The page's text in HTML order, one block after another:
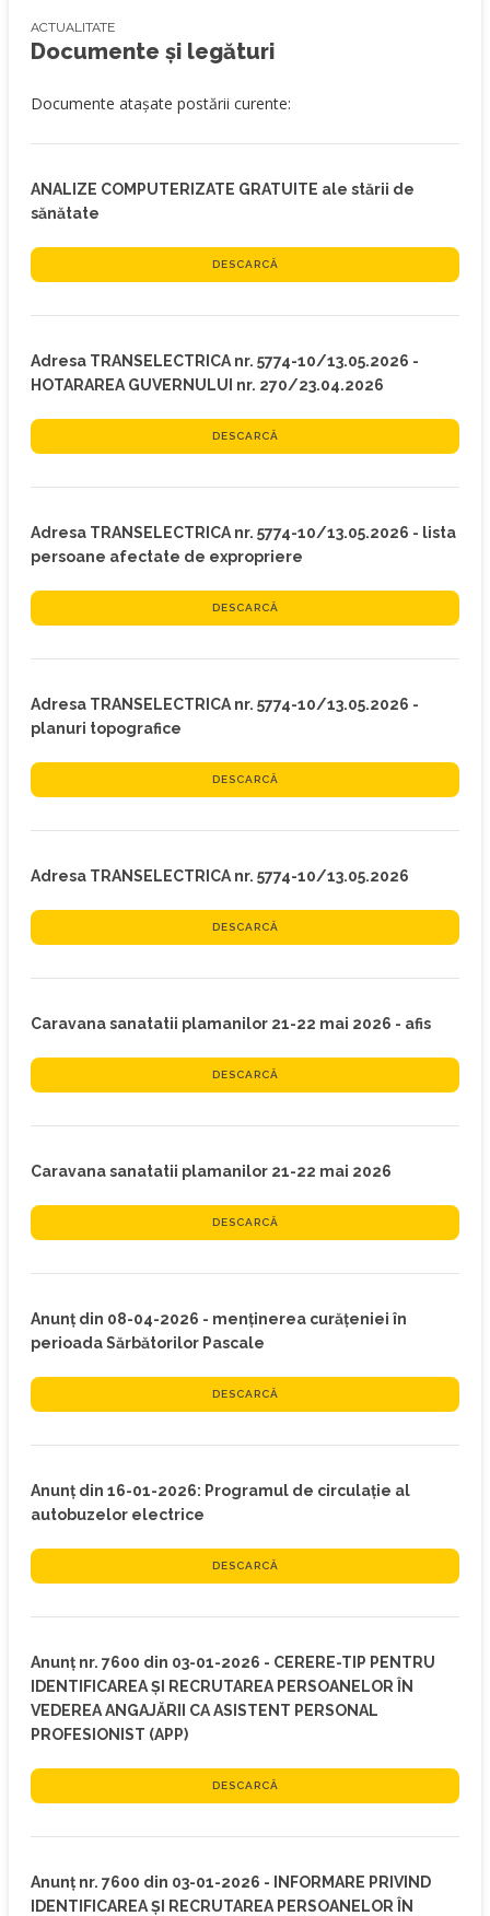
ACTUALITATE
Documente și legături
Documente atașate postării curente:
ANALIZE COMPUTERIZATE GRATUITE ale stării de
sănătate
DESCARCĂ
Adresa TRANSELECTRICA nr. 5774-10/13.05.2026 -
HOTARAREA GUVERNULUI nr. 270/23.04.2026
DESCARCĂ
Adresa TRANSELECTRICA nr. 5774-10/13.05.2026 - lista
persoane afectate de expropriere
DESCARCĂ
Adresa TRANSELECTRICA nr. 5774-10/13.05.2026 -
planuri topografice
DESCARCĂ
Adresa TRANSELECTRICA nr. 5774-10/13.05.2026
DESCARCĂ
Caravana sanatatii plamanilor 21-22 mai 2026 - afis
DESCARCĂ
Caravana sanatatii plamanilor 21-22 mai 2026
DESCARCĂ
Anunț din 08-04-2026 - menținerea curățeniei în
perioada Sărbătorilor Pascale
DESCARCĂ
Anunț din 16-01-2026: Programul de circulație al
autobuzelor electrice
DESCARCĂ
Anunț nr. 7600 din 03-01-2026 - CERERE-TIP PENTRU
IDENTIFICAREA ȘI RECRUTAREA PERSOANELOR ÎN
VEDEREA ANGAJĂRII CA ASISTENT PERSONAL
PROFESIONIST (APP)
DESCARCĂ
Anunț nr. 7600 din 03-01-2026 - INFORMARE PRIVIND
IDENTIFICAREA ȘI RECRUTAREA PERSOANELOR ÎN